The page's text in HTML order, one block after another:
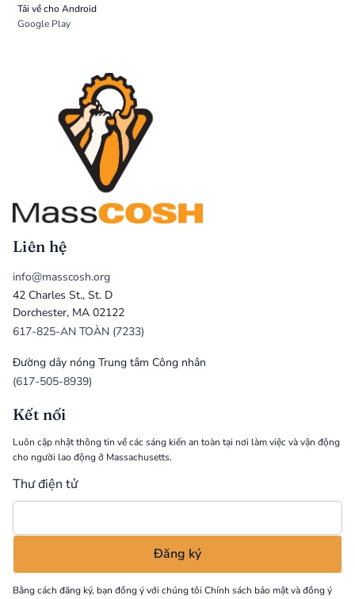
Tải về cho Android
Google Play
Liên hệ
info@masscosh.org
42 Charles St., St. D
Dorchester, MA 02122
617-825-AN TOÀN (7233)
Đường dây nóng Trung tâm Công nhân
(617-505-8939)
Kết nối
Luôn cập nhật thông tin về các sáng kiến an toàn tại nơi làm việc và vận động
cho người lao động ở Massachusetts.
Thư điện tử
Bằng cách đăng ký, bạn đồng ý với chúng tôi Chính sách bảo mậtvà đồng ý